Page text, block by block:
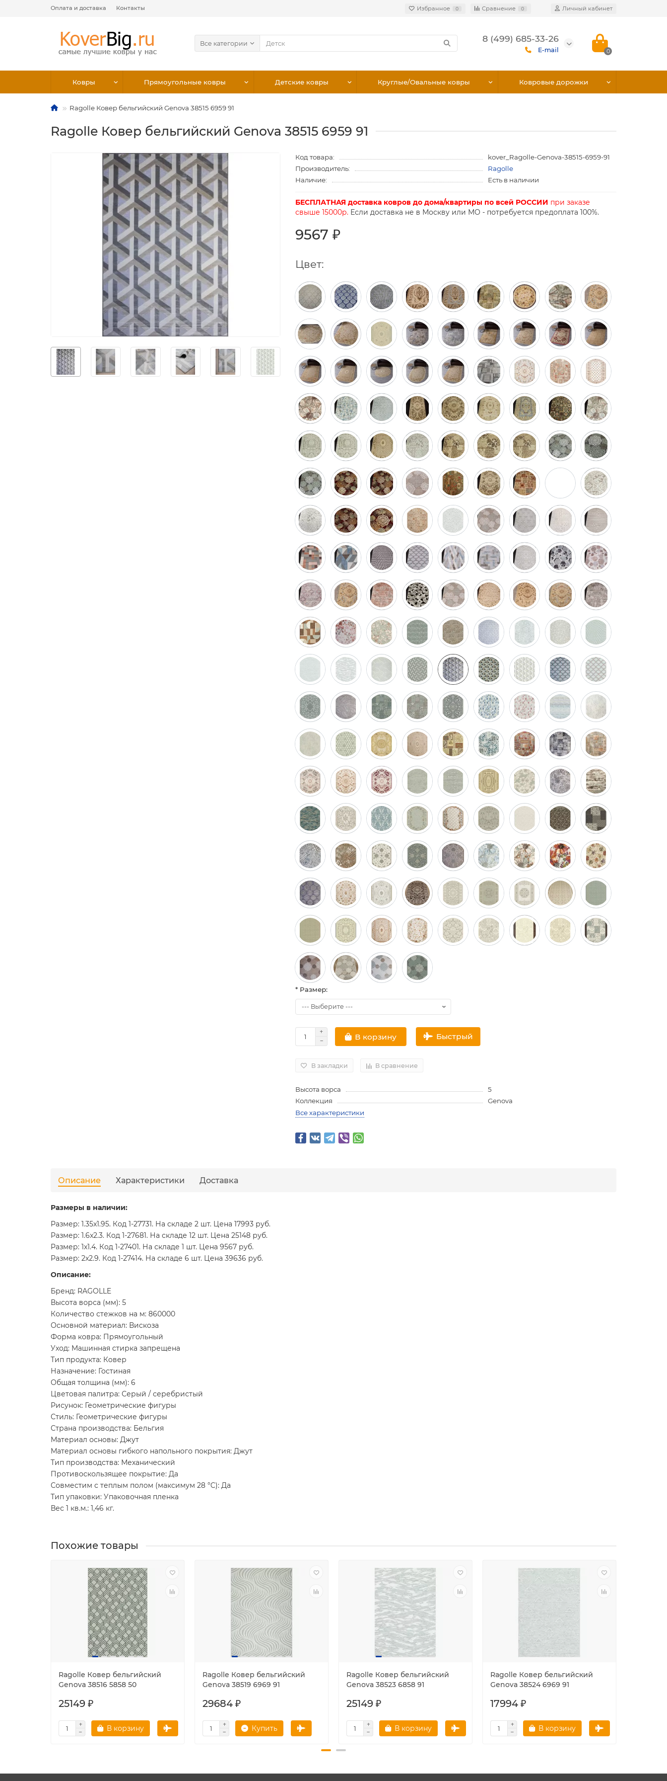
Оплата и доставка Контакты Избранное 0 Сравнение 0 Личный кабинет
Все категории 8 (499) 685-33-26
E-mail 0
Ковры Прямоугольные ковры Детские ковры Круглые/Овальные ковры Ковровые дорожки
Ragolle Ковер бельгийский Genova 38515 6959 91
Ragolle Ковер бельгийский Genova 38515 6959 91
Код товара:
kover_Ragolle-Genova-38515-6959-91
Производитель:
Ragolle
Наличие:
Есть в наличии
БЕСПЛАТНАЯ доставка ковров до дома/квартиры по всей РОССИИ при заказе
свыше 15000р. Если доставка не в Москву или МО - потребуется предоплата 100%.
9567 ₽
Цвет:
* Размер:
В корзину Быстрый
В закладки В сравнение
Высота ворса
5
Коллекция
Genova
Все характеристики
Описание Характеристики Доставка
Размеры в наличии:
Размер: 1.35x1.95. Код 1-27731. На складе 2 шт. Цена 17993 руб.
Размер: 1.6x2.3. Код 1-27681. На складе 12 шт. Цена 25148 руб.
Размер: 1x1.4. Код 1-27401. На складе 1 шт. Цена 9567 руб.
Размер: 2x2.9. Код 1-27414. На складе 6 шт. Цена 39636 руб.
Описание:
Бренд: RAGOLLE
Высота ворса (мм): 5
Количество стежков на м: 860000
Основной материал: Вискоза
Форма ковра: Прямоугольный
Уход: Машинная стирка запрещена
Тип продукта: Ковер
Назначение: Гостиная
Общая толщина (мм): 6
Цветовая палитра: Серый / серебристый
Рисунок: Геометрические фигуры
Стиль: Геометрические фигуры
Страна производства: Бельгия
Материал основы: Джут
Материал основы гибкого напольного покрытия: Джут
Тип производства: Механический
Противоскользящее покрытие: Да
Совместим с теплым полом (максимум 28 °C): Да
Тип упаковки: Упаковочная пленка
Вес 1 кв.м.: 1,46 кг.
Похожие товары
Ragolle Ковер бельгийский
Genova 38516 5858 50
25149 ₽
В корзину
Ragolle Ковер бельгийский
Genova 38519 6969 91
29684 ₽
Купить
Ragolle Ковер бельгийский
Genova 38523 6858 91
25149 ₽
В корзину
Ragolle Ковер бельгийский
Genova 38524 6969 91
17994 ₽
В корзину